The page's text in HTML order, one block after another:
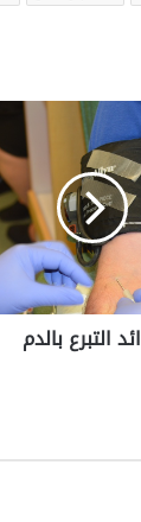
التبرع بالدم